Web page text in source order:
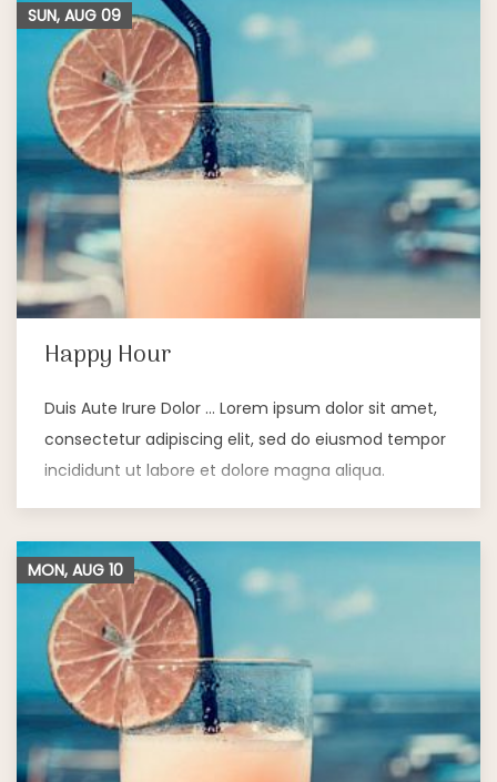
Happy Hour
Duis Aute Irure Dolor … Lorem ipsum dolor sit amet,
consectetur adipiscing elit, sed do eiusmod tempor
incididunt ut labore et dolore magna aliqua.
SUN, AUG 09
MON, AUG 10